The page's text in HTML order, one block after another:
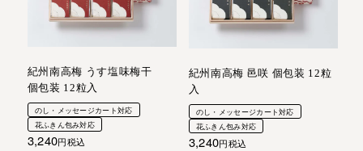
紀州南高梅 うす塩味梅干
個包装 12粒入
のし・メッセージカート対応
花ふきん包み対応
3,240 税込
紀州南高梅 邑咲 個包装 12粒
入
のし・メッセージカート対応
花ふきん包み対応
3,240 税込